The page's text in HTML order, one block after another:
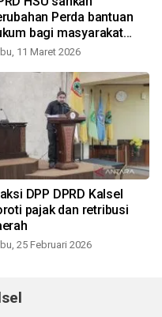
Perda bantuan
bagi masyarakat
11 Maret 2026
DPP DPRD Kalsel
pajak dan retribusi
25 Februari 2026